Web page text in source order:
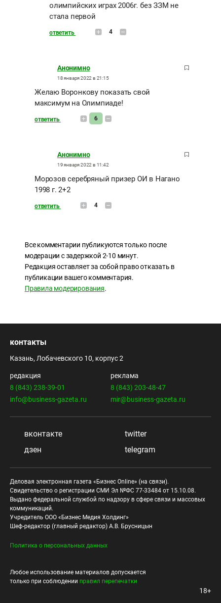
олимпийских играх 2006г. без ЗЗМ не
стала первой
ответить 4
Анонимно
18 января 2022 в 21:15
Желаю Воронкову показать свой
максимум на Олимпиаде!
ответить 6
Анонимно
19 января 2022 в 11:42
Морозов серебряный призер ОИ в Нагано
1998 г. 2+2
ответить 4
Все комментарии публикуются только после
модерации с задержкой 2-10 минут.
Редакция оставляет за собой право отказать в
публикации вашего комментария.
Правила модерирования.
контакты
Казань, Лобачевского 10, корпус 2
редакция
8 (843) 238-39-01
info@business-gazeta.ru
реклама
8 (843) 203-48-47
mir@business-gazeta.ru
вконтакте
twitter
дзен
telegram
Деловая электронная газета «Бизнес Online» (на связи).
Свидетельство о регистрации СМИ Эл №ФС 77-33484 от 15.10.08.
Выдано федеральной службой по надзору в сфере связи и массовых
коммуникаций.
Учредитель ООО «Бизнес Медия Холдинг»
Шеф-редактор (главный редактор) А.В. Брусницын
Политика о персональных данных
Любое использование материалов допускается
только при соблюдении правил перепечатки
18+